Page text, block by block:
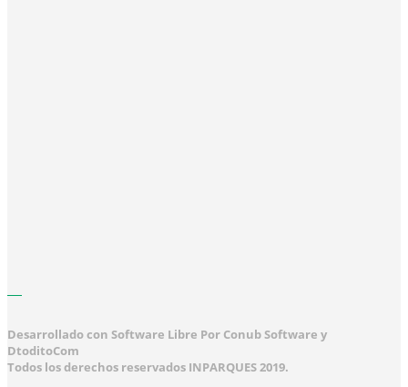
Desarrollado con Software Libre Por Conub Software y
DtoditoCom
Todos los derechos reservados INPARQUES 2019.